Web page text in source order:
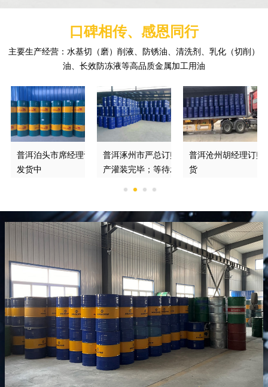
口碑相传、感恩同行
主要生产经营：水基切（磨）削液、防锈油、清洗剂、乳化（切削）
油、长效防冻液等高品质金属加工用油
购的防锈切削液正在
普洱泊头市席经理订购的DGM370*磨削液
发货中
普洱涿州市严总订购的绿色切削液已经生
产灌装完毕；等待发车
普洱沧州胡经理订购
货